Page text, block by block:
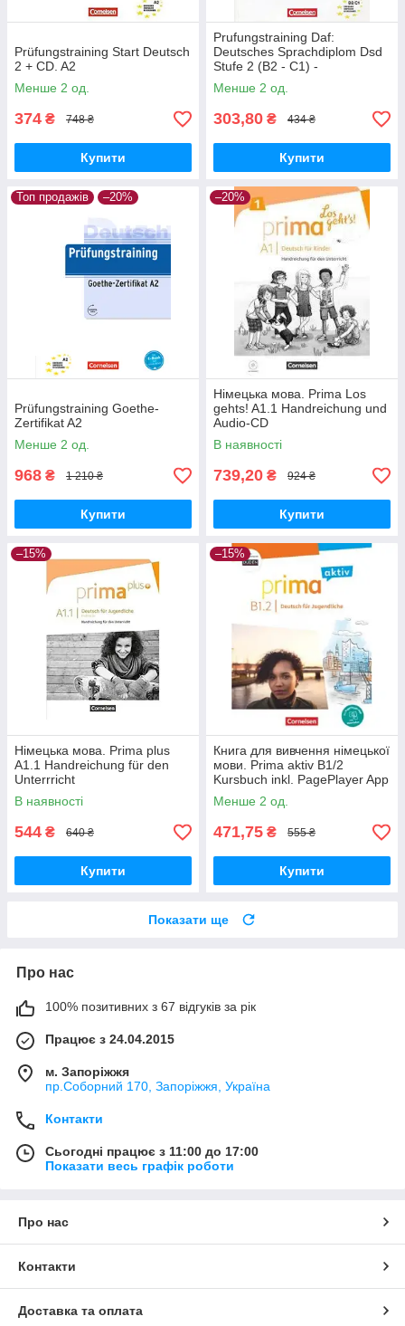
Prüfungstraining Start Deutsch
2 + CD. A2
Менше 2 од.
374 ₴ 748 ₴
Купити
Prufungstraining Daf:
Deutsches Sprachdiplom Dsd
Stufe 2 (B2 - C1) -
Ubungsbuch MIT CD
Менше 2 од.
303,80 ₴ 434 ₴
Купити
Топ продажів –20%
Prüfungstraining Goethe-
Zertifikat A2
Менше 2 од.
968 ₴ 1 210 ₴
Купити
–20%
Німецька мова. Prima Los
gehts! A1.1 Handreichung und
Audio-CD
В наявності
739,20 ₴ 924 ₴
Купити
–15%
Німецька мова. Prima plus
A1.1 Handreichung für den
Unterrricht
В наявності
544 ₴ 640 ₴
Купити
–15%
Книга для вивчення німецької
мови. Prima aktiv B1/2
Kursbuch inkl. PagePlayer App
Менше 2 од.
471,75 ₴ 555 ₴
Купити
Показати ще
Про нас
100% позитивних з 67 відгуків за рік
Працює з 24.04.2015
м. Запоріжжя
пр.Соборний 170, Запоріжжя, Україна
Контакти
Сьогодні працює з 11:00 до 17:00
Показати весь графік роботи
Про нас
Контакти
Доставка та оплата